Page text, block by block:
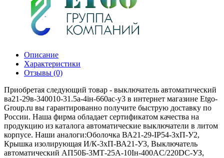
Описание
Характеристики
Отзывы (0)
Приобретая следующий товар - выключатель автоматический
ва21-29в-340010-31.5а-4iн-660ac-у3 в интернет магазине Etgo-
Group.ru вы гарантированно получите быструю доставку по
России. Наша фирма обладает сертификатом качества на
продукцию из каталога автоматические выключатели в литом
корпусе. Наши аналоги:Оболочка ВА21-29-IP54-3хП-У2,
Крышка изолирующая И/К-3хП-ВА21-У3, Выключатель
автоматический АП50Б-3МТ-25А-10Iн-400AС/220DC-УЗ,